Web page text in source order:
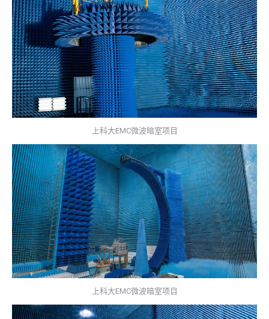
上科大EMC微波暗室项目
上科大EMC微波暗室项目